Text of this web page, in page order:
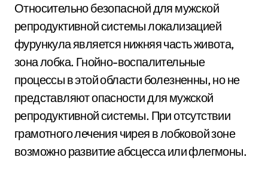
Относительно безопасной для мужской
репродуктивной системы локализацией
фурункула является нижняя часть живота,
зона лобка. Гнойно-воспалительные
процессы в этой области болезненны, но не
представляют опасности для мужской
репродуктивной системы. При отсутствии
грамотного лечения чирея в лобковой зоне
возможно развитие абсцесса или флегмоны.